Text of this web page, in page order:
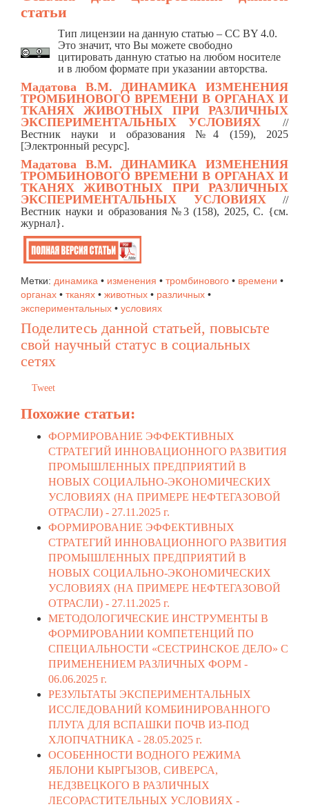
статьи
Тип лицензии на данную статью – CC BY 4.0.
Это значит, что Вы можете свободно
цитировать данную статью на любом носителе
и в любом формате при указании авторства.
Мадатова В.М.ДИНАМИКА ИЗМЕНЕНИЯ
ТРОМБИНОВОГО ВРЕМЕНИ В ОРГАНАХ И
ТКАНЯХ ЖИВОТНЫХ ПРИ РАЗЛИЧНЫХ
ЭКСПЕРИМЕНТАЛЬНЫХ УСЛОВИЯХ
//
Вестник науки и образования №4 (159), 2025
[Электронный ресурс].
Мадатова В.М.ДИНАМИКА ИЗМЕНЕНИЯ
ТРОМБИНОВОГО ВРЕМЕНИ В ОРГАНАХ И
ТКАНЯХ ЖИВОТНЫХ ПРИ РАЗЛИЧНЫХ
ЭКСПЕРИМЕНТАЛЬНЫХ УСЛОВИЯХ
//
Вестник науки и образования №3 (158), 2025, C. {см.
журнал}.
Метки: динамика • изменения • тромбинового • времени •
органах • тканях • животных • различных •
экспериментальных • условиях
Поделитесь данной статьей, повысьте
свой научный статус в социальных
сетях
Tweet
Похожие статьи:
ФОРМИРОВАНИЕ ЭФФЕКТИВНЫХ
СТРАТЕГИЙ ИННОВАЦИОННОГО РАЗВИТИЯ
ПРОМЫШЛЕННЫХ ПРЕДПРИЯТИЙ В
НОВЫХ СОЦИАЛЬНО-ЭКОНОМИЧЕСКИХ
УСЛОВИЯХ (НА ПРИМЕРЕ НЕФТЕГАЗОВОЙ
ОТРАСЛИ) - 27.11.2025 г.
ФОРМИРОВАНИЕ ЭФФЕКТИВНЫХ
СТРАТЕГИЙ ИННОВАЦИОННОГО РАЗВИТИЯ
ПРОМЫШЛЕННЫХ ПРЕДПРИЯТИЙ В
НОВЫХ СОЦИАЛЬНО-ЭКОНОМИЧЕСКИХ
УСЛОВИЯХ (НА ПРИМЕРЕ НЕФТЕГАЗОВОЙ
ОТРАСЛИ) - 27.11.2025 г.
МЕТОДОЛОГИЧЕСКИЕ ИНСТРУМЕНТЫ В
ФОРМИРОВАНИИ КОМПЕТЕНЦИЙ ПО
СПЕЦИАЛЬНОСТИ «СЕСТРИНСКОЕ ДЕЛО» С
ПРИМЕНЕНИЕМ РАЗЛИЧНЫХ ФОРМ -
06.06.2025 г.
РЕЗУЛЬТАТЫ ЭКСПЕРИМЕНТАЛЬНЫХ
ИССЛЕДОВАНИЙ КОМБИНИРОВАННОГО
ПЛУГА ДЛЯ ВСПАШКИ ПОЧВ ИЗ-ПОД
ХЛОПЧАТНИКА - 28.05.2025 г.
ОСОБЕННОСТИ ВОДНОГО РЕЖИМА
ЯБЛОНИ КЫРГЫЗОВ, СИВЕРСА,
НЕДЗВЕЦКОГО В РАЗЛИЧНЫХ
ЛЕСОРАСТИТЕЛЬНЫХ УСЛОВИЯХ -